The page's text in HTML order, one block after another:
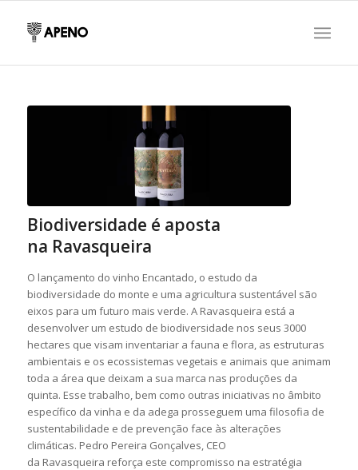
Biodiversidade é aposta
na Ravasqueira
O lançamento do vinho Encantado, o estudo da
biodiversidade do monte e uma agricultura sustentável são
eixos para um futuro mais verde. A Ravasqueira está a
desenvolver um estudo de biodiversidade nos seus 3000
hectares que visam inventariar a fauna e flora, as estruturas
ambientais e os ecossistemas vegetais e animais que animam
toda a área que deixam a sua marca nas produções da
quinta. Esse trabalho, bem como outras iniciativas no âmbito
específico da vinha e da adega prosseguem uma filosofia de
sustentabilidade e de prevenção face às alterações
climáticas. Pedro Pereira Gonçalves, CEO
da Ravasqueira reforça este compromisso na estratégia